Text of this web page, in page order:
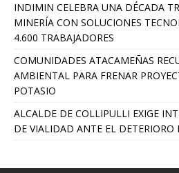
INDIMIN CELEBRA UNA DÉCADA
MINERÍA CON SOLUCIONES
4.600 TRABAJADORES
COMUNIDADES ATACAMEÑAS
AMBIENTAL PARA FRENAR
POTASIO
ALCALDE DE COLLIPULLI EXIGE
DE VIALIDAD ANTE EL DETERIORO